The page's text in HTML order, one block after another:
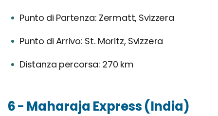
Punto di Partenza: Zermatt, Svizzera
Punto di Arrivo: St. Moritz, Svizzera
Distanza percorsa: 270 km
6 - Maharaja Express (India)